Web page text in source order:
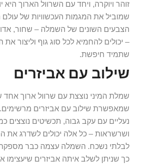
זוהר ויוקרה, ויחד עם השרוול הארוך היא
שמוביל את המגמות העכשוויות של עולם
הצבעים השונים של השמלה – שחור,
– יכולים להחמיא לכל סוג גוף וליצור
שתמיד חיפשת.
שילוב עם אביזרים
שמלת המיני נוצצת עם שרוול ארוך אחד
שמאפשרת שילוב עם אביזרים
נעליים עם עקב גבוה, תכשיטים נוצצים
ושרשראות – כל אלה יכולים לשדרג את
לבלתי נשכח. השמלה עצמה כבר מספקת
כך שניתן לשלב איתה אביזרים שיעצימו